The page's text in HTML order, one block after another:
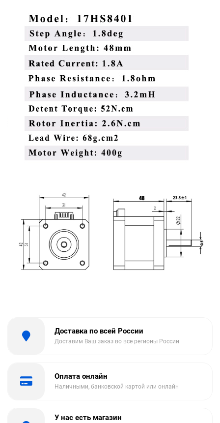
Доставка по всей России
Доставим Ваш заказ во все регионы России
Оплата онлайн
Наличными, банковской картой или онлайн
У нас есть магазин